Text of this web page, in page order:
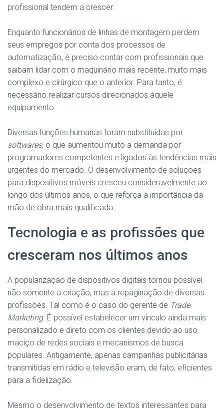
profissional tendem a crescer.
Enquanto funcionários de linhas de montagem perdem
seus empregos por conta dos processos de
automatização, é preciso contar com profissionais que
saibam lidar com o maquinário mais recente, muito mais
complexo e cirúrgico que o anterior. Para tanto, é
necessário realizar cursos direcionados àquele
equipamento.
Diversas funções humanas foram substituídas por
softwares, o que aumentou muito a demanda por
programadores competentes e ligados às tendências mais
urgentes do mercado. O desenvolvimento de soluções
para dispositivos móveis cresceu consideravelmente ao
longo dos últimos anos, o que reforça a importância da
mão de obra mais qualificada.
Tecnologia e as profissões que
cresceram nos últimos anos
A popularização de dispositivos digitais tornou possível
não somente a criação, mas a repaginação de diversas
profissões. Tal como é o caso do gerente de Trade
Marketing. É possível estabelecer um vínculo ainda mais
personalizado e direto com os clientes devido ao uso
maciço de redes sociais e mecanismos de busca
populares. Antigamente, apenas campanhas publicitárias
transmitidas em rádio e televisão eram, de fato, eficientes
para a fidelização.
Mesmo o desenvolvimento de textos interessantes para